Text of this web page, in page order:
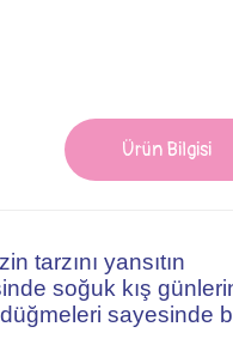
Ürün Bilgisi
tarzını yansıtın
soğuk kış
sayesinde